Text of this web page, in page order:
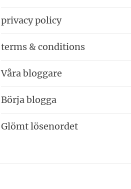
privacy policy
terms & conditions
Våra bloggare
Börja blogga
Glömt lösenordet